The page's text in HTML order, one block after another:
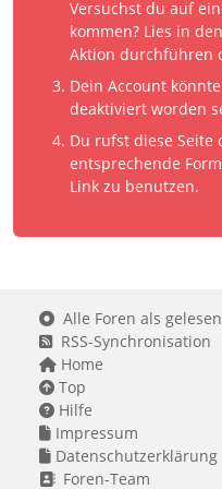
Versuchst du auf
kommen? Lies in
Aktion durchführen
Dein Account
deaktiviert worden
Du rufst diese Seite
entsprechende
Link zu benutzen.
Alle Foren als
RSS-Synchronisation
Home
Top
Hilfe
Impressum
Datenschutzerklärung
Foren-Team